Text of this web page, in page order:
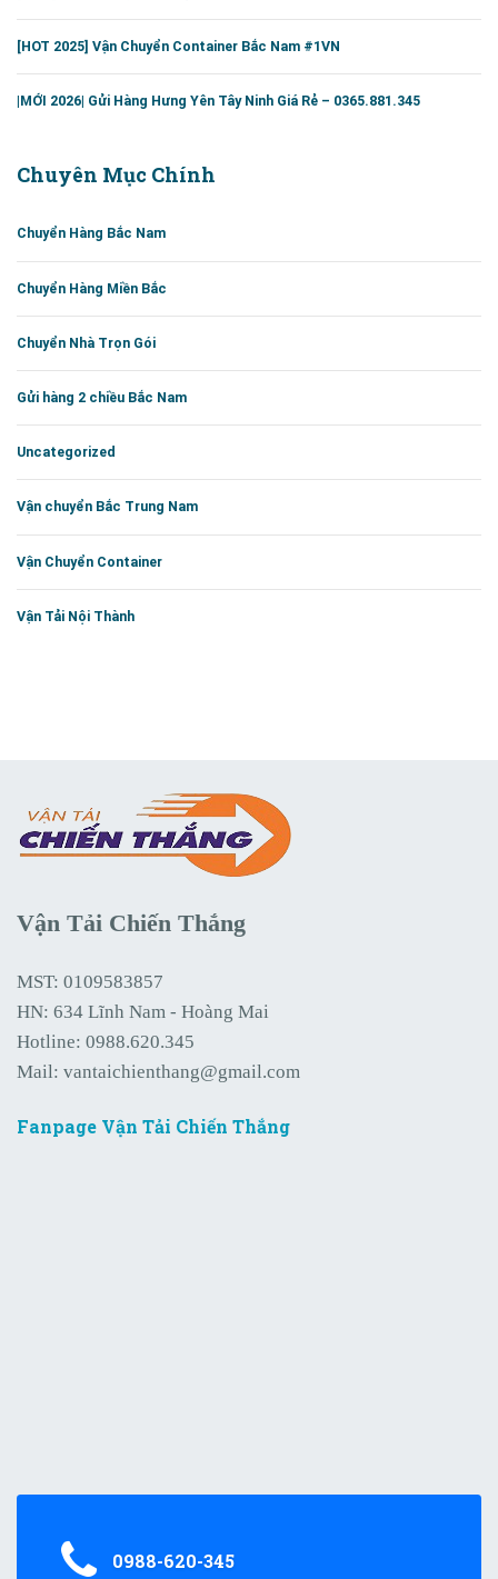
[HOT 2025] Vận Chuyển Container Bắc Nam #1VN
|MỚI 2026| Gửi Hàng Hưng Yên Tây Ninh Giá Rẻ – 0365.881.345
Chuyên Mục Chính
Chuyển Hàng Bắc Nam
Chuyển Hàng Miền Bắc
Chuyển Nhà Trọn Gói
Gửi hàng 2 chiều Bắc Nam
Uncategorized
Vận chuyển Bắc Trung Nam
Vận Chuyển Container
Vận Tải Nội Thành
Vận Tải Chiến Thắng
MST: 0109583857
HN: 634 Lĩnh Nam - Hoàng Mai
Hotline: 0988.620.345
Mail: vantaichienthang@gmail.com
Fanpage Vận Tải Chiến Thắng
0988-620-345